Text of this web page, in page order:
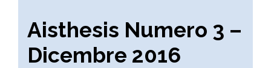
Aisthesis Numero 3 –
Dicembre 2016